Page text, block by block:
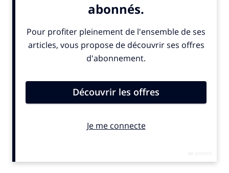
protéger les valeurs démocratiques européennes –
notamment le droit à la vie privée et à la protection des
données de ses citoyens – et combattre toute
vassalisation économique ou technologique.
la vision et les objectifs du RGPD s’accordent
tout à fait avec la défense d’une stratégie européenne
sont rien sans leur interprétation et leur
actuelle.